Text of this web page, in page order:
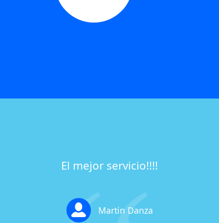
El mejor servicio!!!!
Martin Danza